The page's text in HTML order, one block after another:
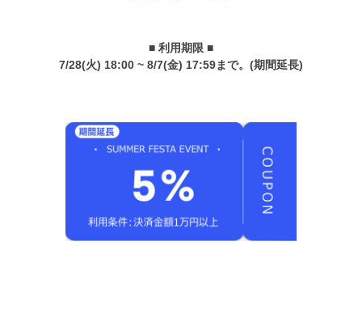
■ 利用期限 ■
7/28(火) 18:00 ~ 8/7(金) 17:59まで。(期間延長)